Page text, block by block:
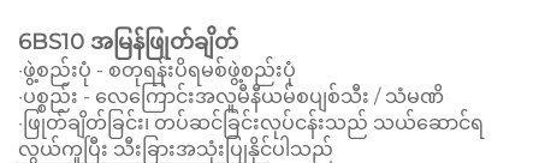
6BS10 အမြန်ဖြုတ်ချိတ်
·ဖွဲ့စည်းပုံ - စတုရန်းပိရမစ်ဖွဲ့စည်းပုံ
·ပစ္စည်း - လေကြောင်းအလူမီနီယမ်စပျစ်သီး / သံမဏိ
·ဖြုတ်ချိတ်ခြင်း၊ တပ်ဆင်ခြင်းလုပ်ငန်းသည် သယ်ဆောင်ရ
လွယ်ကူပြီး သီးခြားအသုံးပြုနိုင်ပါသည်